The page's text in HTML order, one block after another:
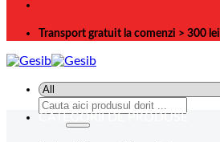
Transport gratuit la comenzi > 300 lei
Caută
CATEGORII DE PRODUSE